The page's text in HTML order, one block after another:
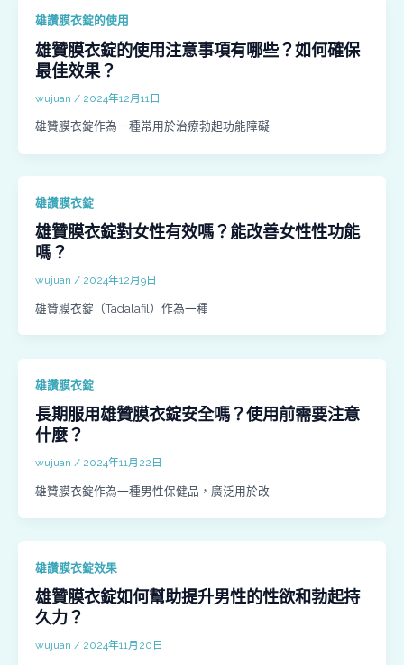
雄讚膜衣錠的使用
雄贊膜衣錠的使用注意事項有哪些？如何確保
最佳效果？
wujuan / 2024年12月11日
雄贊膜衣錠作為一種常用於治療勃起功能障礙
雄讚膜衣錠
雄贊膜衣錠對女性有效嗎？能改善女性性功能
嗎？
wujuan / 2024年12月9日
雄贊膜衣錠（Tadalafil）作為一種
雄讚膜衣錠
長期服用雄贊膜衣錠安全嗎？使用前需要注意
什麼？
wujuan / 2024年11月22日
雄贊膜衣錠作為一種男性保健品，廣泛用於改
雄讚膜衣錠效果
雄贊膜衣錠如何幫助提升男性的性欲和勃起持
久力？
wujuan / 2024年11月20日